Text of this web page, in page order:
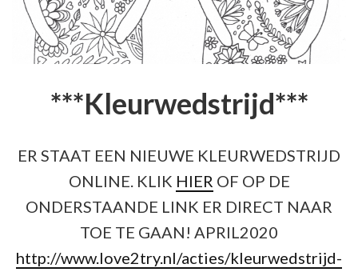
***Kleurwedstrijd***
ER STAAT EEN NIEUWE KLEURWEDSTRIJD
ONLINE. KLIK HIER OF OP DE
ONDERSTAANDE LINK ER DIRECT NAAR
TOE TE GAAN! APRIL2020
http://www.love2try.nl/acties/kleurwedstrijd-